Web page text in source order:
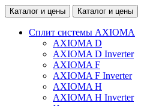
Каталог и цены Каталог и цены
Сплит системы AXIOMA
AXIOMA D
AXIOMA D Inverter
AXIOMA F
AXIOMA F Inverter
AXIOMA H
AXIOMA H Inverter